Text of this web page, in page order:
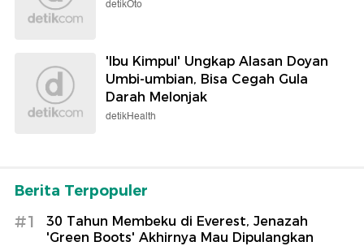
detikOto
'Ibu Kimpul' Ungkap Alasan Doyan
Umbi-umbian, Bisa Cegah Gula
Darah Melonjak
detikHealth
Berita Terpopuler
#1
30 Tahun Membeku di Everest, Jenazah
'Green Boots' Akhirnya Mau Dipulangkan